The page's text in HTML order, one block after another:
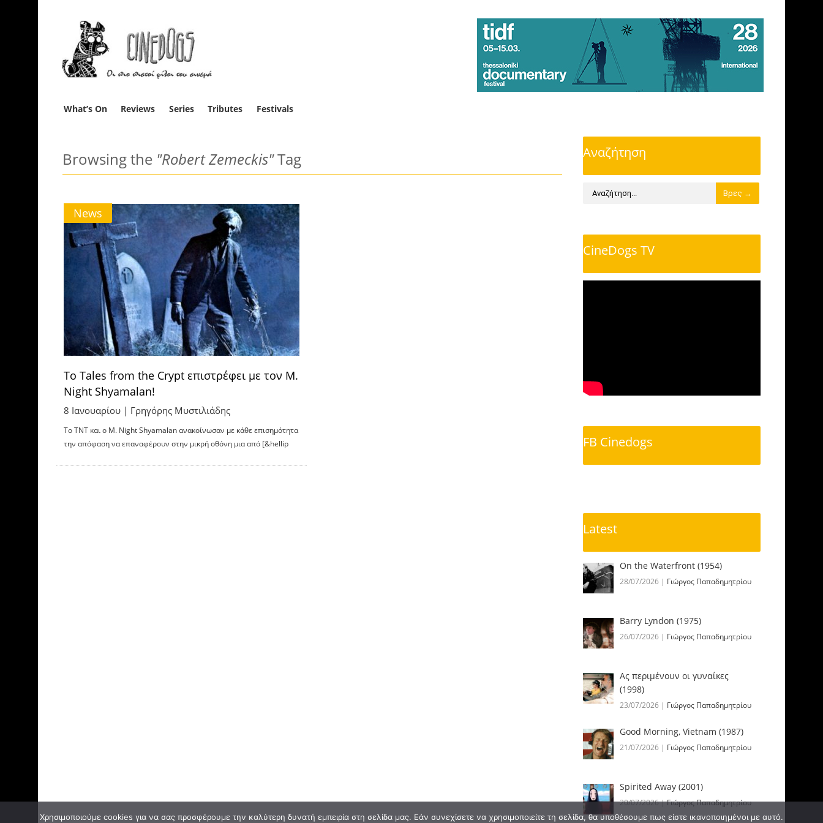
What’s On Reviews Series Tributes Festivals
Browsing the "Robert Zemeckis"Tag
News
Το Tales from the Crypt επιστρέφει με τον M.
Night Shyamalan!
8 Ιανουαρίου | Γρηγόρης Μυστιλιάδης
Το TNT και ο M. Night Shyamalan ανακοίνωσαν με κάθε επισημότητα
την απόφαση να επαναφέρουν στην μικρή οθόνη μια από [&hellip
Αναζήτηση
CineDogs TV
FB Cinedogs
Latest
On the Waterfront (1954)
28/07/2026 | Γιώργος Παπαδημητρίου
Barry Lyndon (1975)
26/07/2026 | Γιώργος Παπαδημητρίου
Ας περιμένουν οι γυναίκες
(1998)
23/07/2026 | Γιώργος Παπαδημητρίου
Good Morning, Vietnam (1987)
21/07/2026 | Γιώργος Παπαδημητρίου
Spirited Away (2001)
20/07/2026|Γιώργος Παπαδημητρίου
Χρησιμοποιούμε cookies για να σας προσφέρουμε την καλύτερη δυνατή εμπειρία στη σελίδα μας. Εάν συνεχίσετε να χρησιμοποιείτε τη σελίδα, θα υποθέσουμε πως είστε ικανοποιημένοι με αυτό.